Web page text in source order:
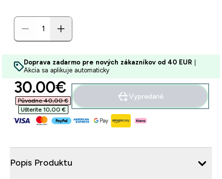
Doprava zadarmo pre nových zákazníkov od 40 EUR
Akcia sa aplikuje automaticky
discounted price
30.00€‎
Původne 40,00 €‎
Ušteríte 10,00 €‎
Vypredané
Popis Produktu